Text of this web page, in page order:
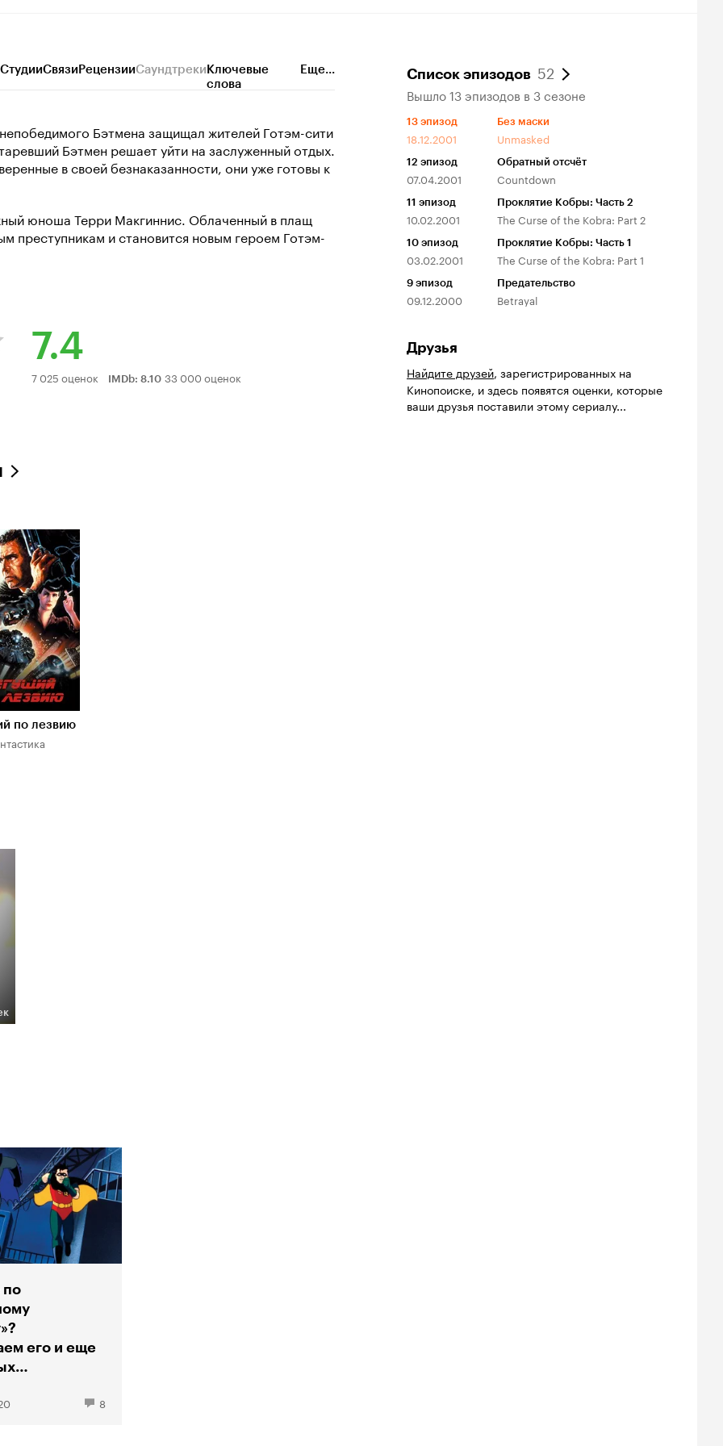
СтудииСвязиРецензииСаундтрекиКлючевые
слова
Еще...
Бэтмена защищал жителей Готэм-сити
Бэтмен решает уйти на заслуженный отдых.
в своей безнаказанности, они уже готовы к
юноша Терри Макгиннис. Облаченный в плащ
преступникам и становится новым героем Готэм-
7.4
Рейтинг
7 025 оценок IMDb: 8.10 33 000 оценок
по лезвию
по
его и еще
8
Список эпизодов 52
Вышло 13 эпизодов в 3 сезоне
13 эпизод
18.12.2001
Без маски
Unmasked
12 эпизод
07.04.2001
Обратный отсчёт
Countdown
11 эпизод
10.02.2001
Проклятие Кобры: Часть 2
The Curse of the Kobra: Part 2
10 эпизод
03.02.2001
Проклятие Кобры: Часть 1
The Curse of the Kobra: Part 1
9 эпизод
09.12.2000
Предательство
Betrayal
Друзья
Найдите друзей, зарегистрированных на
Кинопоиске, и здесь появятся оценки, которые
ваши друзья поставили этому сериалу...